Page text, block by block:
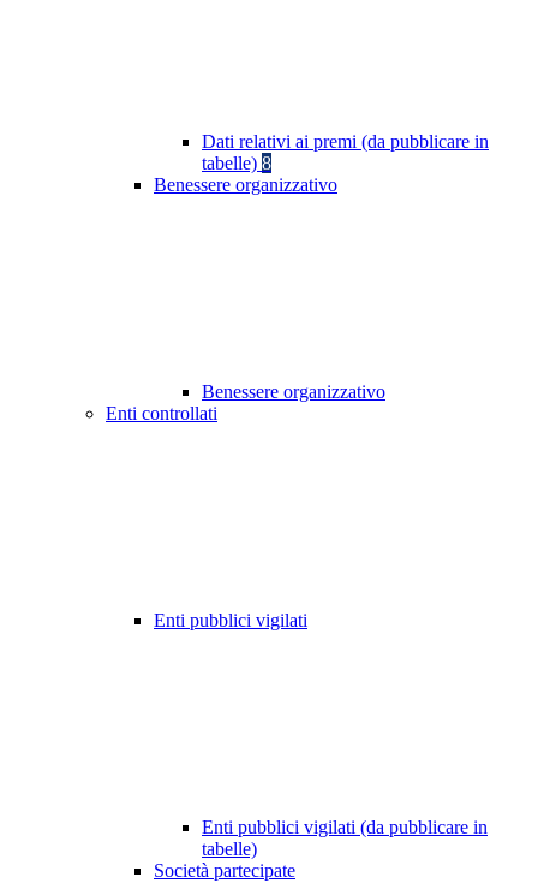
Dati relativi ai premi (da pubblicare in
tabelle) 8
Benessere organizzativo
Benessere organizzativo
Enti controllati
Enti pubblici vigilati
Enti pubblici vigilati (da pubblicare in
tabelle)
Società partecipate